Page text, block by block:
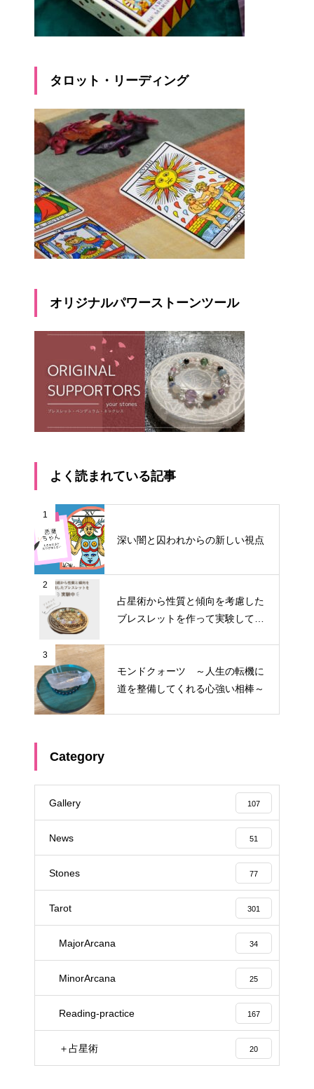
タロット・リーディング
オリジナルパワーストーンツール
よく読まれている記事
1
深い闇と囚われからの新しい視点
2
占星術から性質と傾向を考慮した
ブレスレットを作って実験してみ
3
モンドクォーツ ～人生の転機に
道を整備してくれる心強い相棒～
Category
Gallery 107
News 51
Stones 77
Tarot 301
MajorArcana 34
MinorArcana 25
Reading-practice 167
＋占星術 20